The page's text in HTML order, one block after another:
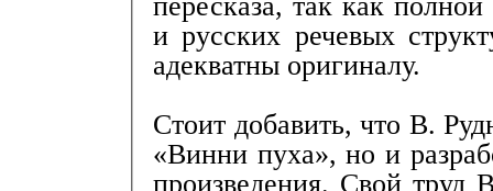
и русских речевых
адекватны оригиналу.
Стоит добавить, что В.
«Винни пуха», но и
произведения. Свой труд